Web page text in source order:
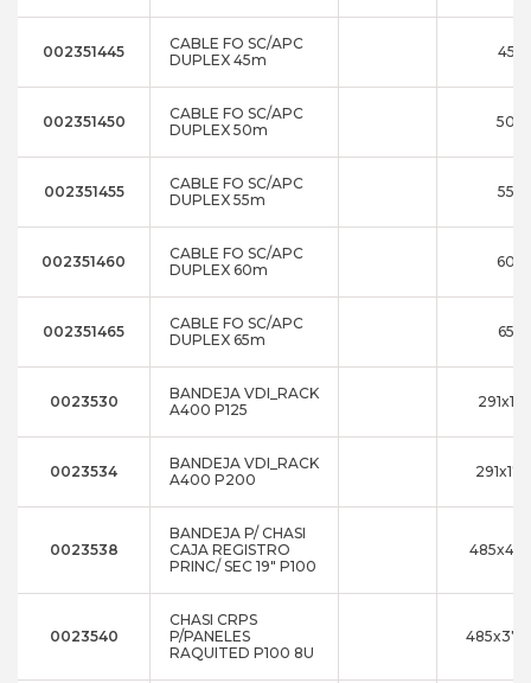
002351445
CABLE FO SC/APC
DUPLEX 45m
45m
002351450
CABLE FO SC/APC
DUPLEX 50m
50m
002351455
CABLE FO SC/APC
DUPLEX 55m
55m
002351460
CABLE FO SC/APC
DUPLEX 60m
60m
002351465
CABLE FO SC/APC
DUPLEX 65m
65m
0023530
BANDEJA VDI_RACK
A400 P125
0023534
BANDEJA VDI_RACK
A400 P200
0023538
BANDEJA P/ CHASI
CAJA REGISTRO
PRINC/ SEC 19" P100
0023540
CHASI CRPS
P/PANELES
RAQUITED P100 8U